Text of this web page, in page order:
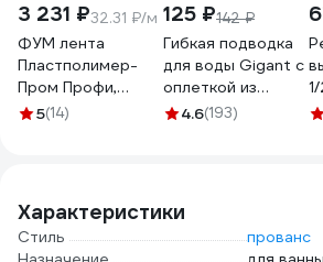
3 231 ₽32.31 ₽/м
ФУМ лента
Пластполимер-
Пром Профи,
0,1х15 мм, 100 м
5(14)
125 ₽142 ₽
Гибкая подводка
для воды Gigant с
оплеткой из
нержавеющей
4.6(193)
Характеристики
Стиль
прованс